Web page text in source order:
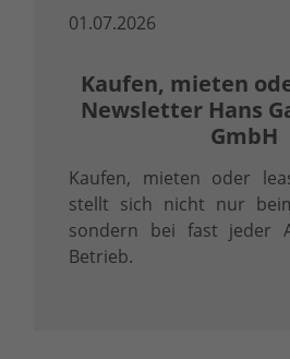
01.07.2026
Kaufen, mieten
Newsletter Hans
GmbH
Kaufen, mieten oder
stellt sich nicht nur
sondern bei fast jeder
Betrieb.